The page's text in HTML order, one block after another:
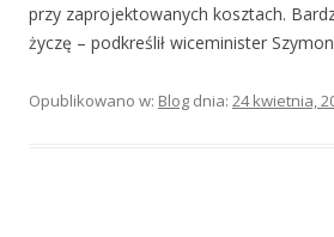
przy zaprojektowanych kosztach.
życzę – podkreślił wiceminister
Opublikowano w: Blog dnia: 24 kwietnia,